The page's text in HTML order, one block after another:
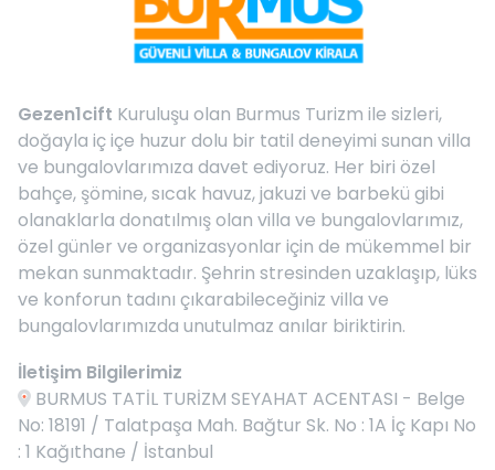
Gezen1cift Kuruluşu olan Burmus Turizm ile sizleri,
doğayla iç içe huzur dolu bir tatil deneyimi sunan villa
ve bungalovlarımıza davet ediyoruz. Her biri özel
bahçe, şömine, sıcak havuz, jakuzi ve barbekü gibi
olanaklarla donatılmış olan villa ve bungalovlarımız,
özel günler ve organizasyonlar için de mükemmel bir
mekan sunmaktadır. Şehrin stresinden uzaklaşıp, lüks
ve konforun tadını çıkarabileceğiniz villa ve
bungalovlarımızda unutulmaz anılar biriktirin.
İletişim Bilgilerimiz
BURMUS TATİL TURİZM SEYAHAT ACENTASI - Belge
No: 18191 / Talatpaşa Mah. Bağtur Sk. No : 1A İç Kapı No
: 1 Kağıthane / İstanbul